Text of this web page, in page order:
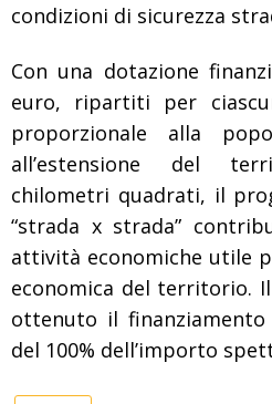
condizioni di sicurezza
Con una dotazione
euro, ripartiti per
proporzionale alla
all’estensione del
chilometri quadrati, il
“strada x strada”
attività economiche utile
economica del territorio.
ottenuto il finanziamento
del 100% dell’importo